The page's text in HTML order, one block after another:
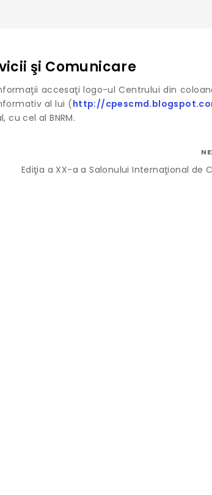
şi Comunicare
accesaţi logo-ul Centrului din
al lui ( http://
cel al BNRM.
Ediţia a XX-a a Salonului Internaţional de